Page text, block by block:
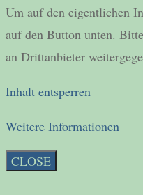
Um auf den eigentlichen
auf den Button unten.
an Drittanbieter
Inhalt entsperren
Weitere Informationen
CLOSE